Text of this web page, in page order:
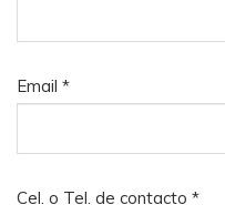
Email *
Cel. o Tel. de contacto *